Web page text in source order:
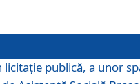
publică, a unor